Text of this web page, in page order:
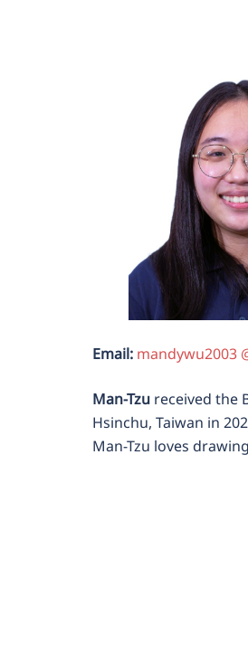
Email: mandywu2003
Man-Tzu received the
Hsinchu, Taiwan in
Man-Tzu loves